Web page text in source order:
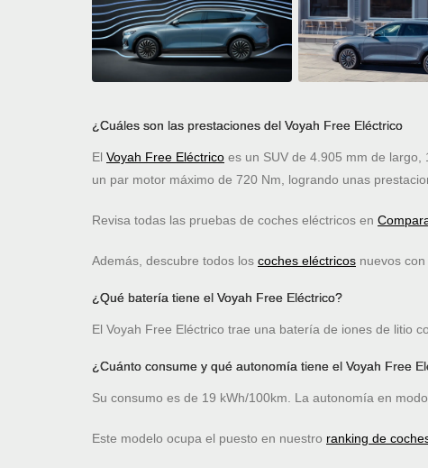
¿Cuáles son las prestaciones del Voyah Free Eléctrico
El Voyah Free Eléctrico es un SUV de 4.905 mm de
un par motor máximo de 720 Nm, logrando unas
Revisa todas las pruebas de coches eléctricos en
Además, descubre todos los coches eléctricos nuevos
¿Qué batería tiene el Voyah Free Eléctrico?
El Voyah Free Eléctrico trae una batería de iones de litio
¿Cuánto consume y qué autonomía tiene el Voyah Free
Su consumo es de 19 kWh/100km. La autonomía en
Este modelo ocupa el puesto en nuestro ranking de